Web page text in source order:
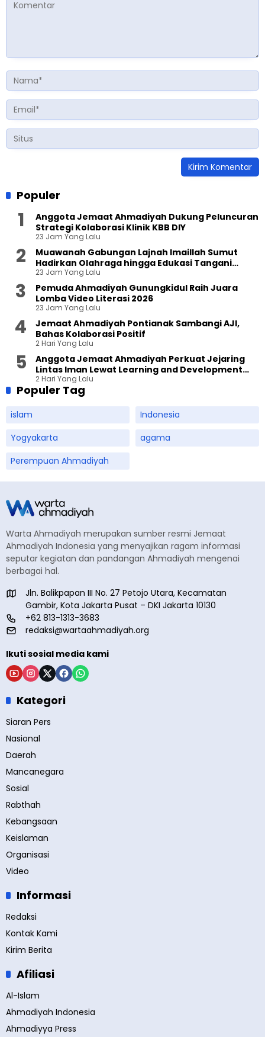
Populer
Anggota Jemaat Ahmadiyah Dukung Peluncuran
Strategi Kolaborasi Klinik KBB DIY
23 Jam Yang Lalu
Muawanah Gabungan Lajnah Imaillah Sumut
Hadirkan Olahraga hingga Edukasi Tangani
Sampah
23 Jam Yang Lalu
Pemuda Ahmadiyah Gunungkidul Raih Juara
Lomba Video Literasi 2026
23 Jam Yang Lalu
Jemaat Ahmadiyah Pontianak Sambangi AJI,
Bahas Kolaborasi Positif
2 Hari Yang Lalu
Anggota Jemaat Ahmadiyah Perkuat Jejaring
Lintas Iman Lewat Learning and Development
Festival di Yogyakarta
2 Hari Yang Lalu
Populer Tag
islam
Indonesia
Yogyakarta
agama
Perempuan Ahmadiyah
Warta Ahmadiyah merupakan sumber resmi Jemaat
Ahmadiyah Indonesia yang menyajikan ragam informasi
seputar kegiatan dan pandangan Ahmadiyah mengenai
berbagai hal.
Jln. Balikpapan III No. 27 Petojo Utara, Kecamatan
Gambir, Kota Jakarta Pusat – DKI Jakarta 10130
+62 813-1313-3683
redaksi@wartaahmadiyah.org
Ikuti sosial media kami
Kategori
Siaran Pers
Nasional
Daerah
Mancanegara
Sosial
Rabthah
Kebangsaan
Keislaman
Organisasi
Video
Informasi
Redaksi
Kontak Kami
Kirim Berita
Afiliasi
Al-Islam
Ahmadiyah Indonesia
Ahmadiyya Press